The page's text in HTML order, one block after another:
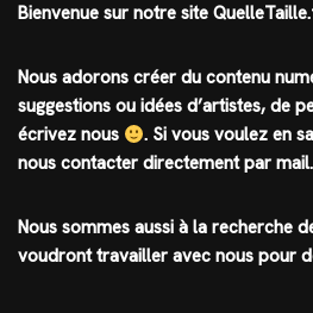
Bienvenue sur notre site
Nous adorons créer du contenu
suggestions ou idées d’artistes, de
écrivez nous
. Si vous voulez en
nous contacter directement par mail.
Nous sommes aussi à la recherche
voudront travailler avec nous pour